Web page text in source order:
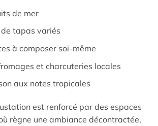
de mer
tapas variés
à composer soi-même
et charcuteries locales
aux notes tropicales
est renforcé par des espaces
règne une ambiance décontractée,